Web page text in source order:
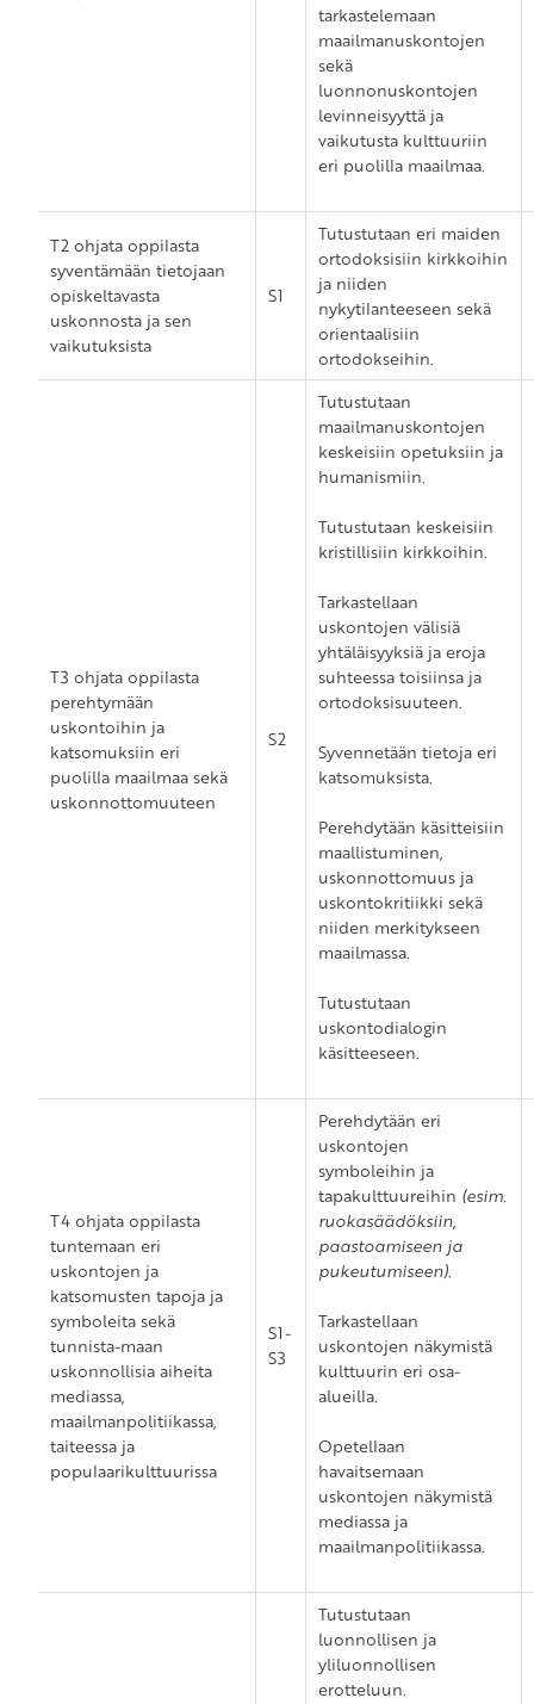
tarkastelemaan
maailmanuskontojen
sekä
luonnonuskontojen
levinneisyyttä ja
vaikutusta kulttuuriin
eri puolilla maailmaa.
T2 ohjata oppilasta
syventämään tietojaan
opiskeltavasta
uskonnosta ja sen
vaikutuksista
S1
Tutustutaan eri maiden
ortodoksisiin kirkkoihin
ja niiden
nykytilanteeseen sekä
orientaalisiin
ortodokseihin.
T3 ohjata oppilasta
perehtymään
uskontoihin ja
katsomuksiin eri
puolilla maailmaa sekä
uskonnottomuuteen
S2
Tutustutaan
maailmanuskontojen
keskeisiin opetuksiin ja
humanismiin.
Tutustutaan keskeisiin
kristillisiin kirkkoihin.
Tarkastellaan
uskontojen välisiä
yhtäläisyyksiä ja eroja
suhteessa toisiinsa ja
ortodoksisuuteen.
Syvennetään tietoja eri
katsomuksista.
Perehdytään käsitteisiin
maallistuminen,
uskonnottomuus ja
uskontokritiikki sekä
niiden merkitykseen
maailmassa.
Tutustutaan
uskontodialogin
käsitteeseen.
T4 ohjata oppilasta
tuntemaan eri
uskontojen ja
katsomusten tapoja ja
symboleita sekä
tunnista-maan
uskonnollisia aiheita
mediassa,
maailmanpolitiikassa,
taiteessa ja
populaarikulttuurissa
S1-
S3
Perehdytään eri
uskontojen
symboleihin ja
tapakulttuureihin (esim.
ruokasäädöksiin,
paastoamiseen ja
pukeutumiseen).
Tarkastellaan
uskontojen näkymistä
kulttuurin eri osa-
alueilla.
Opetellaan
havaitsemaan
uskontojen näkymistä
mediassa ja
maailmanpolitiikassa.
Tutustutaan
luonnollisen ja
yliluonnollisen
erotteluun.